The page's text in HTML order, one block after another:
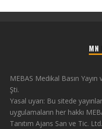
MEBAS Medikal Basın
Şti.
Yasal uyarı: Bu sitede
uygulamaların her hakkı
Tanıtım Ajans San ve Tic.